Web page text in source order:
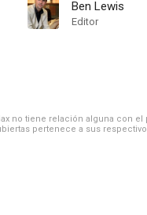
Ben Lewis
Editor
no tiene relación alguna con
pertenece a sus